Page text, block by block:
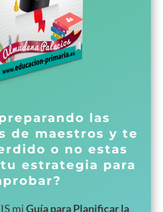
las
de maestros y te
o no estas
estrategia para
miGuía para Planificar la